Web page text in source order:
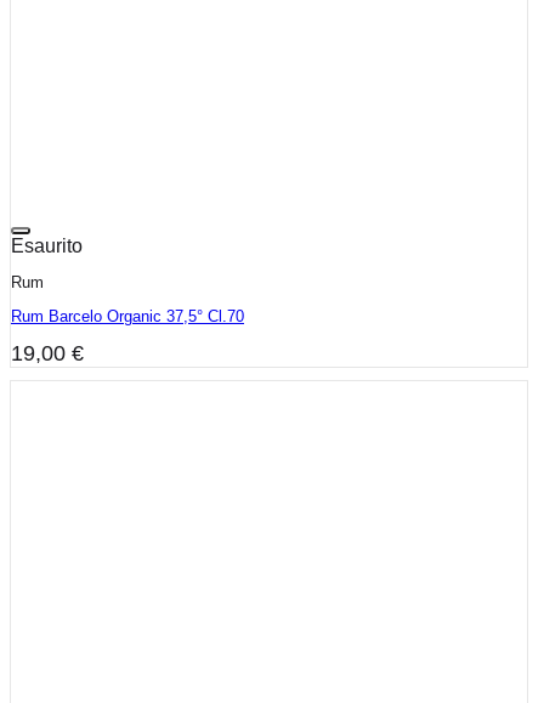
Esaurito
Rum
Rum Barcelo Organic 37,5° Cl.70
19,00 €